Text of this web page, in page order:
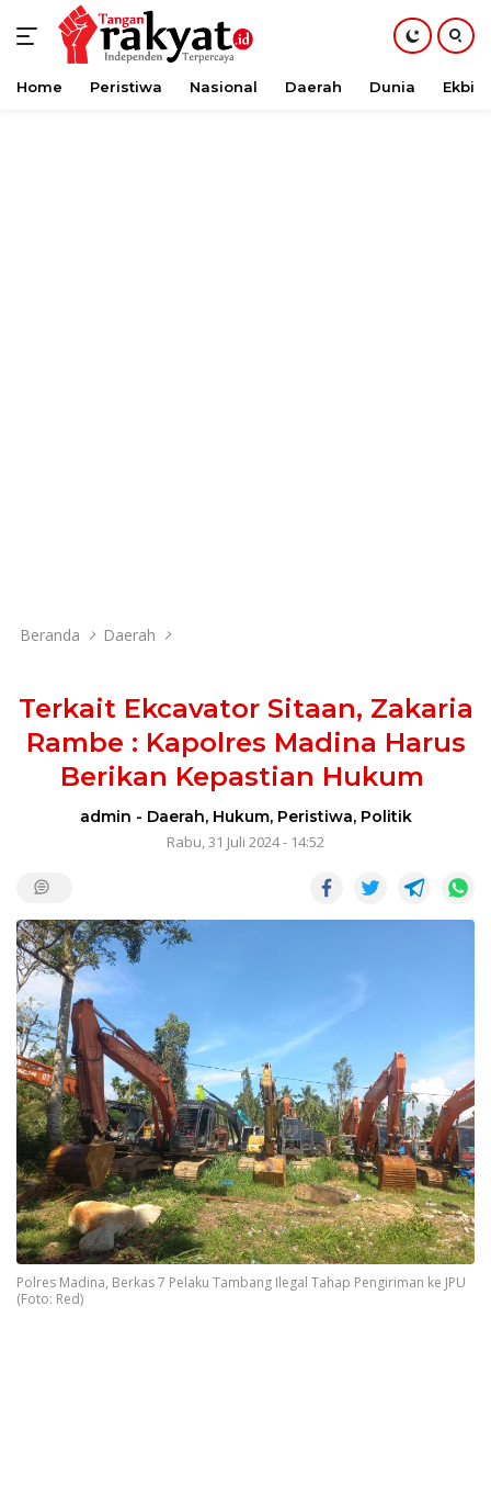
Langsung
Home Peristiwa Nasional Daerah Dunia Ekbis
Beranda Daerah
Terkait Ekcavator Sitaan, Zakaria
Rambe : Kapolres Madina Harus
Berikan Kepastian Hukum
admin - Daerah, Hukum, Peristiwa, Politik
Rabu, 31 Juli 2024 - 14:52
Polres Madina, Berkas 7 Pelaku Tambang Ilegal Tahap Pengiriman ke JPU
(Foto: Red)